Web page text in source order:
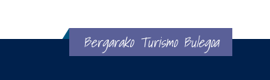
Bergarako Turismo Bulegoa